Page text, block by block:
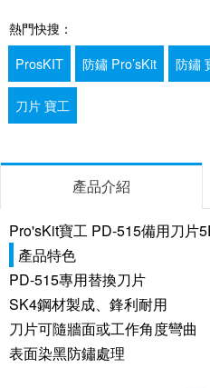
熱門快搜：
ProsKIT
防鏽 Pro’sKit 防鏽
刀片 寶工
產品介紹
Pro'sKit寶工 PD-515備用刀片
產品特色
PD-515專用替換刀片
SK4鋼材製成、鋒利耐用
刀片可隨牆面或工作角度彎曲
表面染黑防鏽處理